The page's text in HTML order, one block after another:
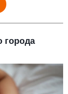
города